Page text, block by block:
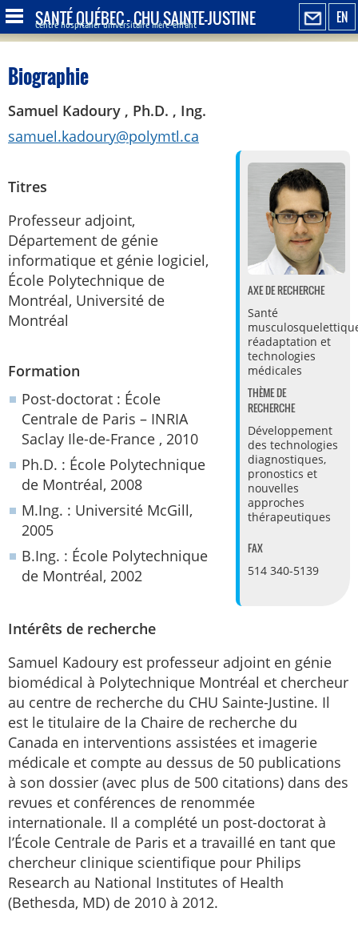
EN
SANTÉ QUÉBEC - CHU SAINTE-JUSTINE
Centre hospitalier universitaire mère-enfant
Biographie
Samuel Kadoury , Ph.D. , Ing.
samuel.kadoury@polymtl.ca
AXE DE RECHERCHE
Santé
réadaptation et
technologies
médicales
THÈME DE
RECHERCHE
Développement
des technologies
diagnostiques,
pronostics et
nouvelles
approches
thérapeutiques
FAX
514 340-5139
Titres
Professeur adjoint,
Département de génie
informatique et génie logiciel,
École Polytechnique de
Montréal, Université de
Montréal
Formation
Post-doctorat : École
Centrale de Paris – INRIA
Saclay Ile-de-France , 2010
Ph.D. : École Polytechnique
de Montréal, 2008
M.Ing. : Université McGill,
2005
B.Ing. : École Polytechnique
de Montréal, 2002
Intérêts de recherche
Samuel Kadoury est professeur adjoint en génie
biomédical à Polytechnique Montréal et chercheur
au centre de recherche du CHU Sainte-Justine. Il
est le titulaire de la Chaire de recherche du
Canada en interventions assistées et imagerie
médicale et compte au dessus de 50 publications
à son dossier (avec plus de 500 citations) dans des
revues et conférences de renommée
internationale. Il a complété un post-doctorat à
l’École Centrale de Paris et a travaillé en tant que
chercheur clinique scientifique pour Philips
Research au National Institutes of Health
(Bethesda, MD) de 2010 à 2012.